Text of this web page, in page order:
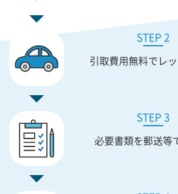
STEP 2
引取費用無料でレ
STEP 3
必要書類を郵送等